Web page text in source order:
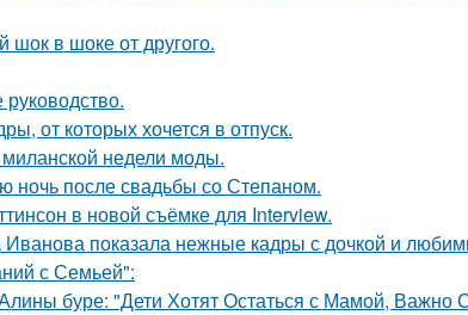
шок в шоке от другого.
от которых хочется в отпуск.
недели моды.
ночь после свадьбы со Степаном.
в новой съёмке для Interview.
показала нежные кадры с дочкой и
с Семьей":
буре: "Дети Хотят Остаться с Мамой, Важно